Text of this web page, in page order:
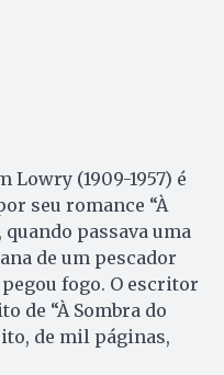
(1909-1957) é
seu romance “À
quando passava uma
de um pescador
fogo. O escritor
de “À Sombra do
de mil páginas,